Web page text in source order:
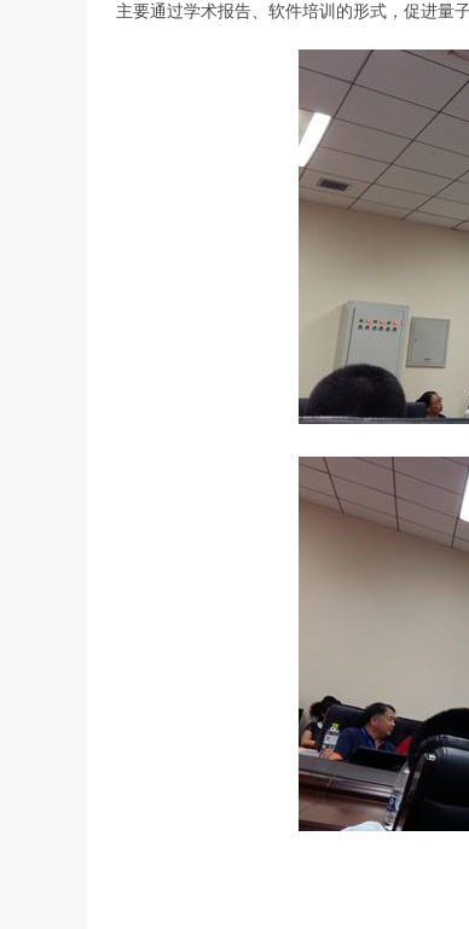
主要通过学术报告、软件培训的形式，促进量